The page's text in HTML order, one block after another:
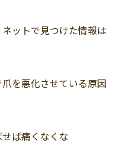
ットで見つけた情報は
を悪化させている原因
せば痛くなくな